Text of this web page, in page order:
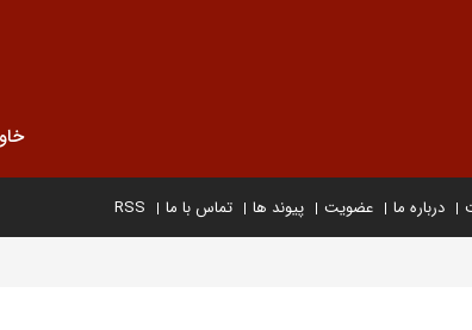
درباره ما عضویت پیوند ها تماس با ما RSS